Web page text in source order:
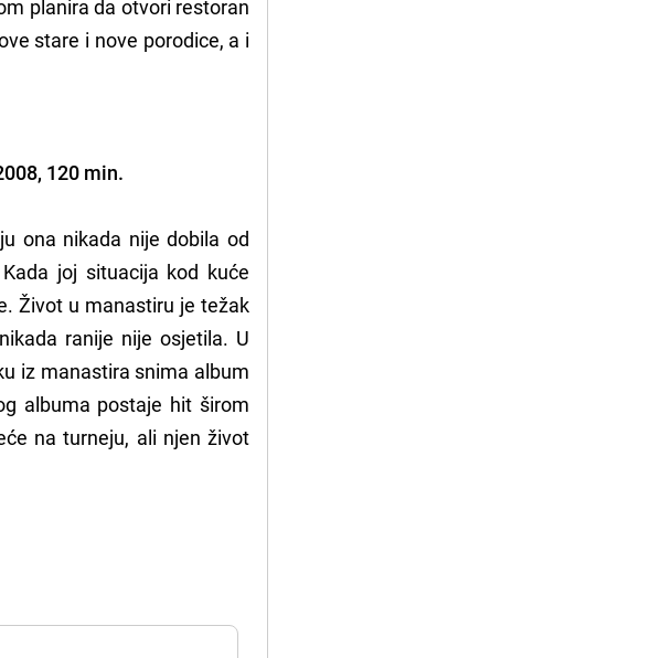
planira da otvori restoran
stare i nove porodice, a i
120 min.
ona nikada nije dobila od
joj situacija kod kuće
Život u manastiru je težak
ranije nije osjetila. U
iz manastira snima album
albuma postaje hit širom
na turneju, ali njen život